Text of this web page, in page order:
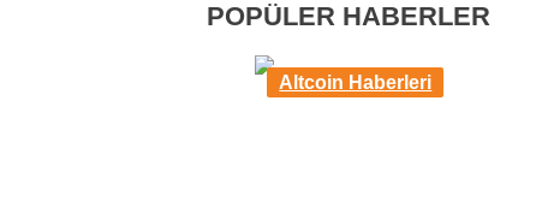
POPÜLER HABERLER
Altcoin Haberleri